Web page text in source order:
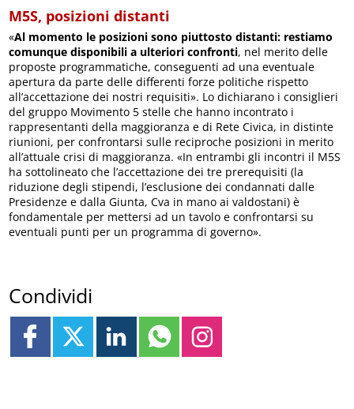
M5S, posizioni distanti
«Al momento le posizioni sono piuttosto distanti: restiamo
comunque disponibili a ulteriori confronti, nel merito delle
proposte programmatiche, conseguenti ad una eventuale
apertura da parte delle differenti forze politiche rispetto
all’accettazione dei nostri requisiti». Lo dichiarano i consiglieri
del gruppo Movimento 5 stelle che hanno incontrato i
rappresentanti della maggioranza e di Rete Civica, in distinte
riunioni, per confrontarsi sulle reciproche posizioni in merito
all’attuale crisi di maggioranza. «In entrambi gli incontri il M5S
ha sottolineato che l’accettazione dei tre prerequisiti (la
riduzione degli stipendi, l’esclusione dei condannati dalle
Presidenze e dalla Giunta, Cva in mano ai valdostani) è
fondamentale per mettersi ad un tavolo e confrontarsi su
eventuali punti per un programma di governo».
Condividi